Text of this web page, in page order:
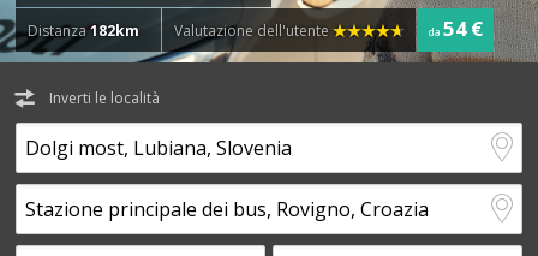
Distanza182km Valutazione dell'utente da 54 €
Inverti le località